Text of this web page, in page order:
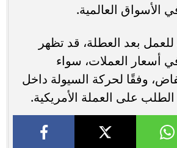
الأسواق العالمية.
بعد العطلة، قد تظهر
أسعار العملات، سواء
وفقًا لحركة السيولة داخل
على العملة الأمريكية.